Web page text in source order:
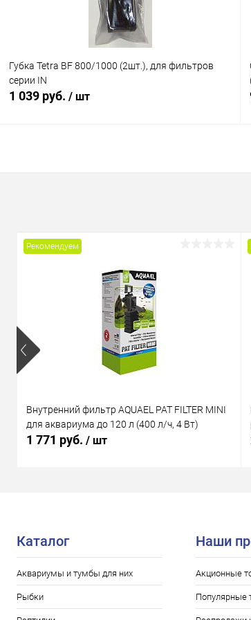
Губка Tetra BF 800/1000 (2шт.), для фильтров
серии IN
1 039 руб. / шт
Рекомендуем
Внутренний фильтр AQUAEL PAT FILTER MINI
для аквариума до 120 л (400 л/ч, 4 Вт)
1 771 руб. / шт
Каталог
Аквариумы и тумбы для них
Рыбки
Наши
Акционные
Популярные